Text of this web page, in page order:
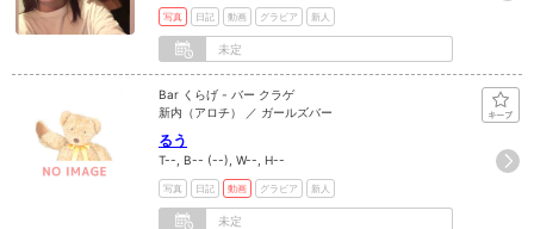
写真 日記 動画 グラビア 新人
未定
Bar くらげ - バー クラゲ
新内（アロチ） ／ ガールズバー
るう
T--, B-- (--), W--, H--
写真 日記 動画 グラビア 新人
未定